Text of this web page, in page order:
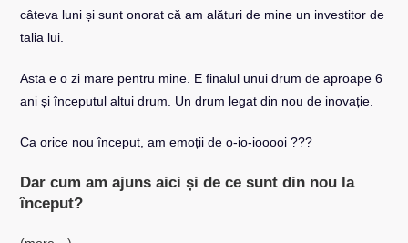
câteva luni și sunt onorat că am alături de mine un investitor de
talia lui.
Asta e o zi mare pentru mine. E finalul unui drum de aproape 6
ani și începutul altui drum. Un drum legat din nou de inovație.
Ca orice nou început, am emoții de o-io-iooooi ???
Dar cum am ajuns aici și de ce sunt din nou la
început?